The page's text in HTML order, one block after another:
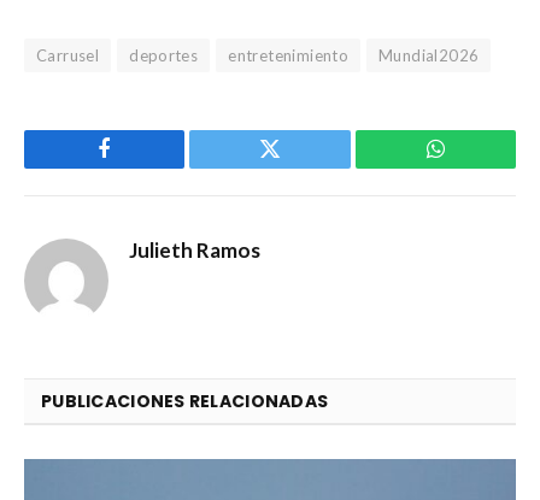
Carrusel deportes entretenimiento Mundial2026
Facebook Twitter WhatsApp
Julieth Ramos
PUBLICACIONES RELACIONADAS